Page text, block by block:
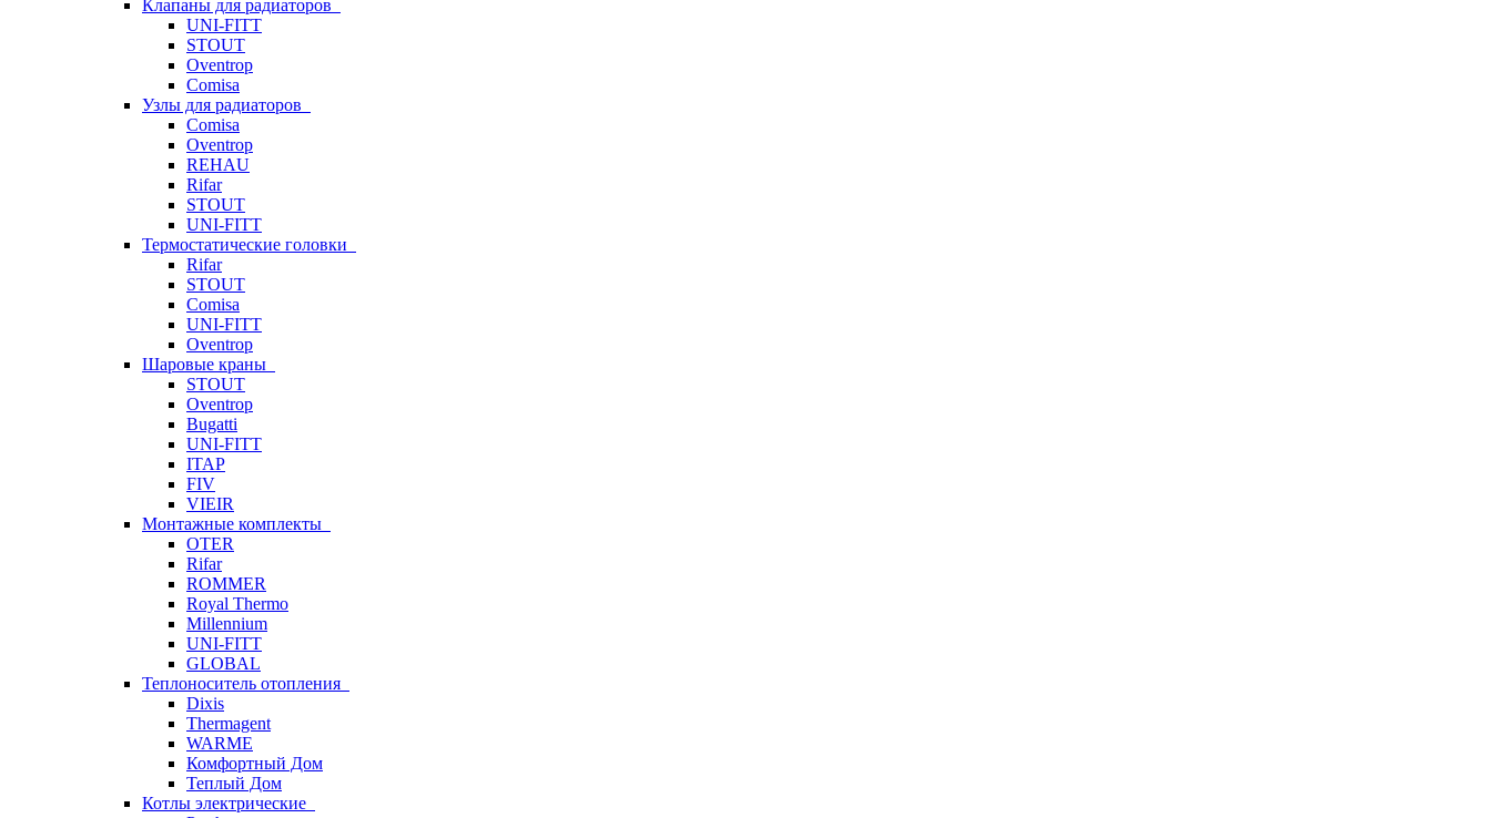
Клапаны для радиаторов
UNI-FITT
STOUT
Oventrop
Comisa
Узлы для радиаторов
Comisa
Oventrop
REHAU
Rifar
STOUT
UNI-FITT
Термостатические головки
Rifar
STOUT
Comisa
UNI-FITT
Oventrop
Шаровые краны
STOUT
Oventrop
Bugatti
UNI-FITT
ITAP
FIV
VIEIR
Монтажные комплекты
OTER
Rifar
ROMMER
Royal Thermo
Millennium
UNI-FITT
GLOBAL
Теплоноситель отопления
Dixis
Thermagent
WARME
Комфортный Дом
Теплый Дом
Котлы электрические